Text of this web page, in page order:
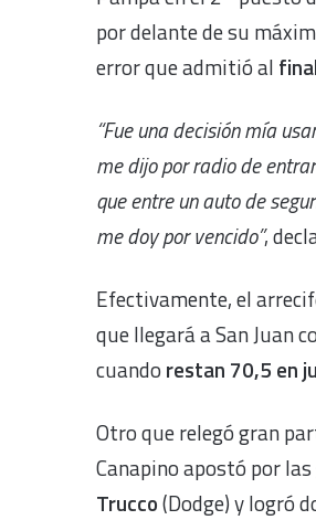
por delante de su
error que admitió al
“Fue una decisión mía
me dijo por radio de
que entre un auto de
me doy por vencido”,
Efectivamente, el
que llegará a San Juan
cuando restan 70,5 en
Otro que relegó gran
Canapino apostó por
Trucco(Dodge) y logró